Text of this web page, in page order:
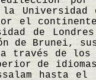
Universidad
el
de
de Brunei,
a través de
de idiomas.
hasta el